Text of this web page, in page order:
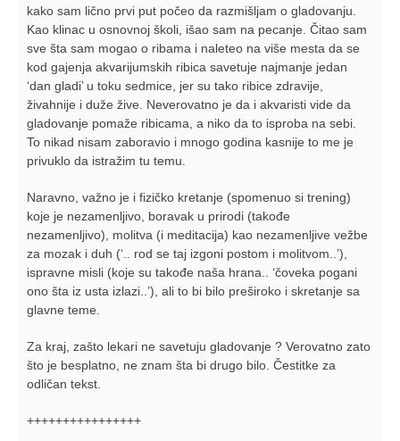
kako sam lično prvi put počeo da razmišljam o gladovanju.
Kao klinac u osnovnoj školi, išao sam na pecanje. Čitao sam
sve šta sam mogao o ribama i naleteo na više mesta da se
kod gajenja akvarijumskih ribica savetuje najmanje jedan
‘dan gladi’ u toku sedmice, jer su tako ribice zdravije,
živahnije i duže žive. Neverovatno je da i akvaristi vide da
gladovanje pomaže ribicama, a niko da to isproba na sebi.
To nikad nisam zaboravio i mnogo godina kasnije to me je
privuklo da istražim tu temu.
Naravno, važno je i fizičko kretanje (spomenuo si trening)
koje je nezamenljivo, boravak u prirodi (takođe
nezamenljivo), molitva (i meditacija) kao nezamenljive vežbe
za mozak i duh (‘.. rod se taj izgoni postom i molitvom..’),
ispravne misli (koje su takođe naša hrana.. ‘čoveka pogani
ono šta iz usta izlazi..’), ali to bi bilo preširoko i skretanje sa
glavne teme.
Za kraj, zašto lekari ne savetuju gladovanje ? Verovatno zato
što je besplatno, ne znam šta bi drugo bilo. Čestitke za
odličan tekst.
++++++++++++++++